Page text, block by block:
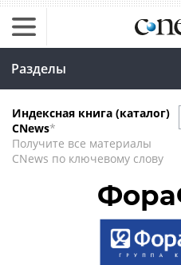
Разделы
Индексная книга (каталог)
CNews*
Получите все материалы
CNews по ключевому слову